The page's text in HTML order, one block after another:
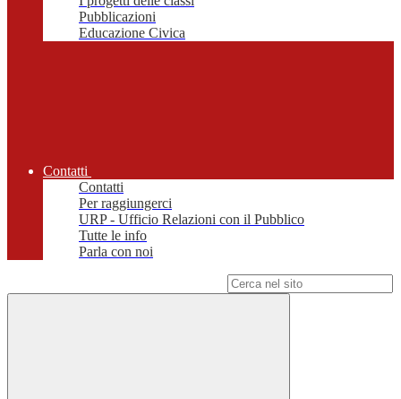
Pubblicazioni
Educazione Civica
Contatti
Contatti
Per raggiungerci
URP - Ufficio Relazioni con il Pubblico
Tutte le info
Parla con noi